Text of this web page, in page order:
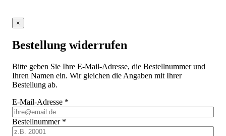
×
Bestellung widerrufen
Bitte geben Sie Ihre E-Mail-Adresse, die Bestellnummer und
Ihren Namen ein. Wir gleichen die Angaben mit Ihrer
Bestellung ab.
E-Mail-Adresse *
Bestellnummer *